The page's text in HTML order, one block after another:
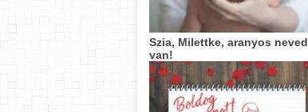
Szia, Milettke, aranyos neved
van!